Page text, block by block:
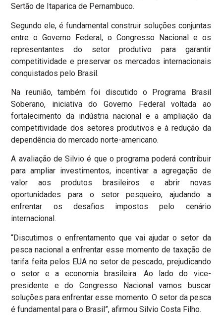
Sertão de Itaparica de Pernambuco.
Segundo ele, é fundamental construir soluções conjuntas
entre o Governo Federal, o Congresso Nacional e os
representantes do setor produtivo para garantir
competitividade e preservar os mercados internacionais
conquistados pelo Brasil.
Na reunião, também foi discutido o Programa Brasil
Soberano, iniciativa do Governo Federal voltada ao
fortalecimento da indústria nacional e a ampliação da
competitividade dos setores produtivos e à redução da
dependência do mercado norte-americano.
A avaliação de Silvio é que o programa poderá contribuir
para ampliar investimentos, incentivar a agregação de
valor aos produtos brasileiros e abrir novas
oportunidades para o setor pesqueiro, ajudando a
enfrentar os desafios impostos pelo cenário
internacional.
“Discutimos o enfrentamento que vai ajudar o setor da
pesca nacional a enfrentar esse momento de taxação de
tarifa feita pelos EUA no setor de pescado, prejudicando
o setor e a economia brasileira. Ao lado do vice-
presidente e do Congresso Nacional vamos buscar
soluções para enfrentar esse momento. O setor da pesca
é fundamental para o Brasil”, afirmou Silvio Costa Filho.